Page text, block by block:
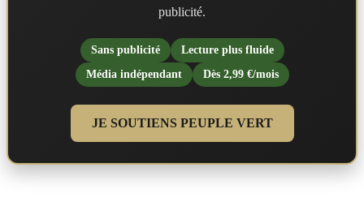
publicité.
Sans publicité
Lecture plus fluide
Média indépendant
Dès 2,99 €/mois
JE SOUTIENS PEUPLE VERT